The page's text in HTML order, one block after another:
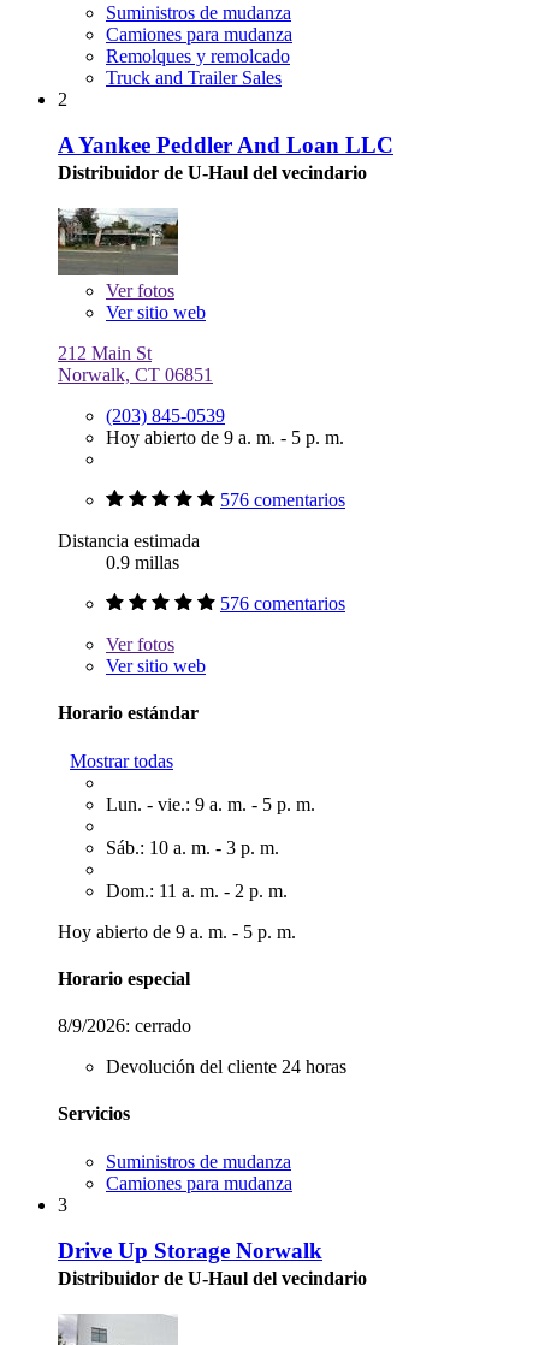
Suministros de mudanza
Camiones para mudanza
Remolques y remolcado
Truck and Trailer Sales
2
A Yankee Peddler And Loan LLC
Distribuidor de U-Haul del vecindario
Verfotos
Ver sitio web
212 Main St
Norwalk, CT 06851
(203) 845-0539
Hoy abierto de 9 a. m. - 5 p. m.
576 comentarios
Distancia estimada
0.9 millas
576 comentarios
Verfotos
Ver sitio web
Horario estándar
Mostrar todas
Lun. - vie.: 9 a. m. - 5 p. m.
Sáb.: 10 a. m. - 3 p. m.
Dom.: 11 a. m. - 2 p. m.
Hoy abierto de 9 a. m. - 5 p. m.
Horario especial
8/9/2026: cerrado
Devolución del cliente 24 horas
Servicios
Suministros de mudanza
Camiones para mudanza
3
Drive Up Storage Norwalk
Distribuidor de U-Haul del vecindario